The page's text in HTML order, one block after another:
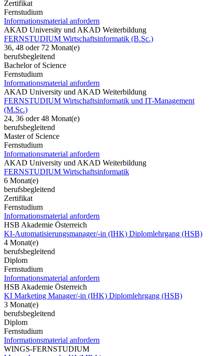
Zertifikat
Fernstudium
Informationsmaterial anfordern
AKAD University und AKAD Weiterbildung
FERNSTUDIUM Wirtschaftsinformatik (B.Sc.)
36, 48 oder 72 Monat(e)
berufsbegleitend
Bachelor of Science
Fernstudium
Informationsmaterial anfordern
AKAD University und AKAD Weiterbildung
FERNSTUDIUM Wirtschaftsinformatik und IT-Management
(M.Sc.)
24, 36 oder 48 Monat(e)
berufsbegleitend
Master of Science
Fernstudium
Informationsmaterial anfordern
AKAD University und AKAD Weiterbildung
FERNSTUDIUM Wirtschaftsinformatik
6 Monat(e)
berufsbegleitend
Zertifikat
Fernstudium
Informationsmaterial anfordern
HSB Akademie Österreich
KI-Automatisierungsmanager/-in (IHK) Diplomlehrgang (HSB)
4 Monat(e)
berufsbegleitend
Diplom
Fernstudium
Informationsmaterial anfordern
HSB Akademie Österreich
KI Marketing Manager/-in (IHK) Diplomlehrgang (HSB)
3 Monat(e)
berufsbegleitend
Diplom
Fernstudium
Informationsmaterial anfordern
WINGS-FERNSTUDIUM